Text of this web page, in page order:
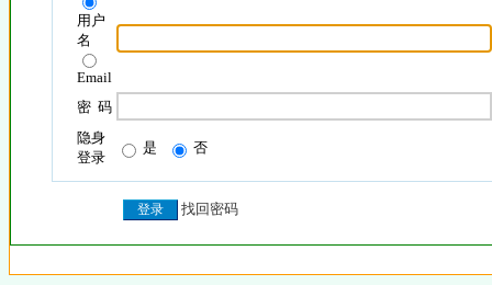
用户
名
Email
密 码
隐身
登录
是 否
找回密码